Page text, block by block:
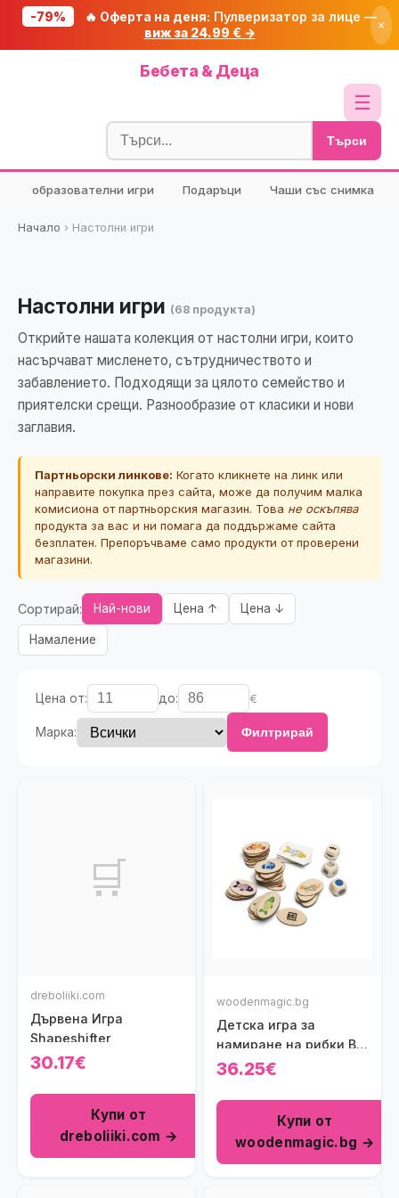
-79% 🔥 Оферта на деня: Пулверизатор за лице —
виж за 24.99 € →
×
Бебета & Деца
☰
Блог
🧮 Калкулатори
🔍 Намери продукт
Търси
образователни игри Подаръци Чаши със снимка
Начало › Настолни игри
Настолни игри (68 продукта)
Открийте нашата колекция от настолни игри, които
насърчават мисленето, сътрудничеството и
забавлението. Подходящи за цялото семейство и
приятелски срещи. Разнообразие от класики и нови
заглавия.
Партньорски линкове: Когато кликнете на линк или
направите покупка през сайта, може да получим малка
комисиона от партньорския магазин. Това не оскъпява
продукта за вас и ни помага да поддържаме сайта
безплатен. Препоръчваме само продукти от проверени
магазини.
Сортирай: Най-нови Цена ↑ Цена ↓
Намаление
Цена от: до: €
Марка: Филтрирай
🛒
dreboliiki.com
Дървена Игра
Shapeshifter
30.17€
Купи от
dreboliiki.com →
woodenmagic.bg
Детска игра за
намиране на рибки BS
Toys
36.25€
Купи от
woodenmagic.bg →